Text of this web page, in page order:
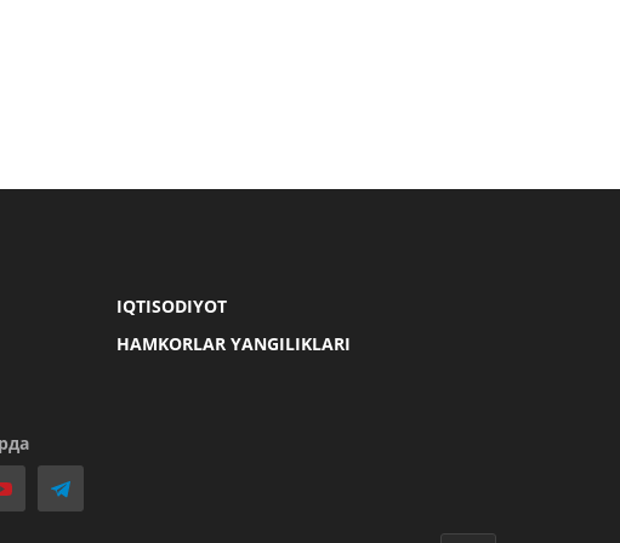
IQTISODIYOT
HAMKORLAR YANGILIKLARI